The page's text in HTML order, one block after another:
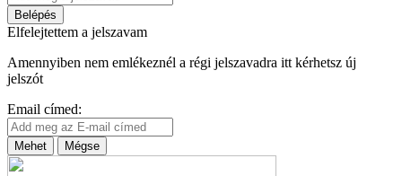
Belépés
Elfelejtettem a jelszavam
Amennyiben nem emlékeznél a régi jelszavadra itt kérhetsz új
jelszót
Email címed:
Mehet Mégse